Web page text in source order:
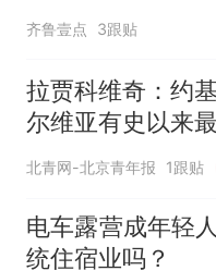
泸溪河车间！公司
何选择谅解
齐鲁壹点 3跟贴
拉贾科维奇：约
尔维亚有史以来
球员
北青网-北京青年报 1跟贴
电车露营成年轻
统住宿业吗？